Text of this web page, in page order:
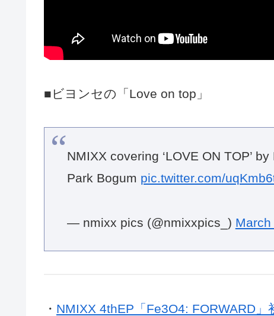
■ビヨンセの「Love on top」
NMIXX covering ‘LOVE ON TOP’
Park Bogum pic.twitter.com/
— nmixx pics (@nmixxpics_)
・ NMIXX 4thEP「Fe3O4: FORWARD